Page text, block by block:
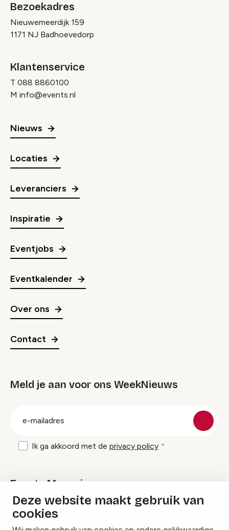
Deze website maakt gebruik van
cookies
Bezoekadres
Nieuwemeerdijk 159
1171 NJ Badhoevedorp
Klantenservice
T 088 8860100
M info@events.nl
Nieuws
Locaties
Leveranciers
Inspiratie
Eventjobs
Eventkalender
Over ons
Contact
Meld je aan voor ons WeekNieuws
Ik ga akkoord met de privacy policy
Events Magazine
Ik ontvang graag Events Magazine